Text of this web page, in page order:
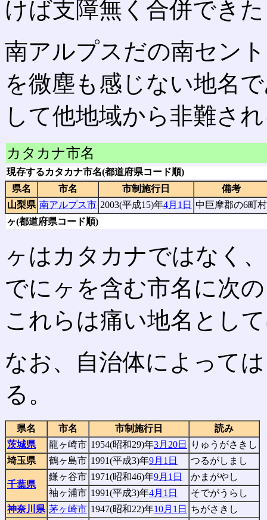
けば支障無く合併でき
南アルプスだの南セン
を微塵も感じない地名
して他地域から非難さ
カタカナ市名
現存するカタカナ市名(都道府県コード順)
県名
市名 市制施行日
備考
山梨県 南アルプス市 2003(平成15)年4月1日 中巨摩郡の6町村
ヶ(都道府県コード順)
ヶはカタカナではなく
でにヶを含む市名に次
これらは痛い地名とし
なお、自治体によって
る。
県名 市名 市制施行日
読み
茨城県
龍ヶ崎市 1954(昭和29)年3月20日
りゅうがさきし
埼玉県
鶴ヶ島市 1991(平成3)年9月1日 つるがしまし
千葉県
鎌ヶ谷市 1971(昭和46)年9月1日
かまがやし
袖ヶ浦市 1991(平成3)年4月1日
そでがうらし
神奈川県 茅ヶ崎市 1947(昭和22)年10月1日
ちがさきし